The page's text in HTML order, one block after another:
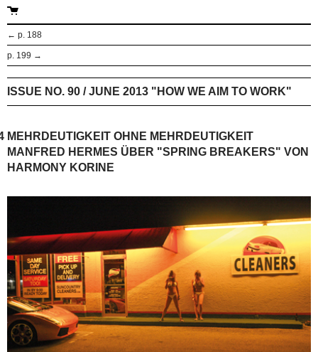
← p. 188
p. 199 →
ISSUE NO. 90 / JUNE 2013 "HOW WE AIM TO WORK"
MEHRDEUTIGKEIT OHNE MEHRDEUTIGKEIT
MANFRED HERMES ÜBER "SPRING BREAKERS" VON
HARMONY KORINE